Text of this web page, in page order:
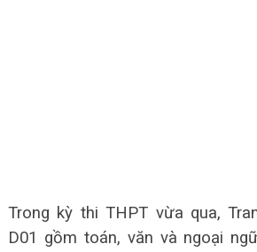
Trong kỳ thi THPT vừa qua,
D01 gồm toán, văn và ngoại